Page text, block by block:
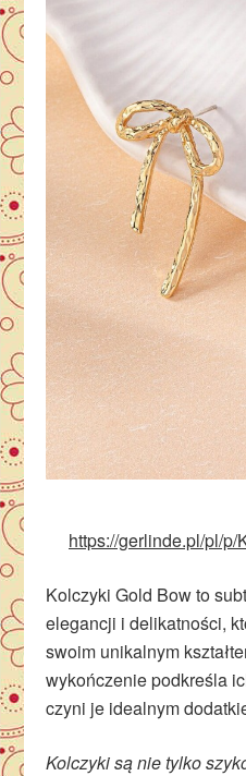
https://gerlinde.pl/pl/
Kolczyki Gold Bow to
elegancji i delikatności,
swoim unikalnym
wykończenie podkreśla
czyni je idealnym
Kolczyki są nie tylko